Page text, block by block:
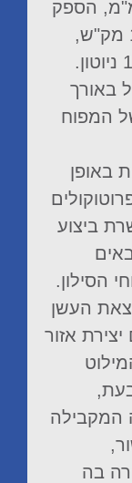
בקוטר מאיץ של 1,200 מ"מ, הספק
של 45 ק"ו, ספיקה של 135,000 מק"ש,
היוצרים דחף נומינאלי של 1,430 ניוטון.
באורך
של המפוח
באופן
ביצוע
הסילון.
העשן
אזור
המקבילה
בה